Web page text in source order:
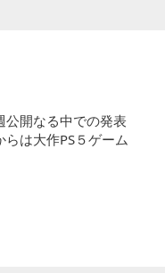
公開なる中での発表
は大作PS５ゲーム